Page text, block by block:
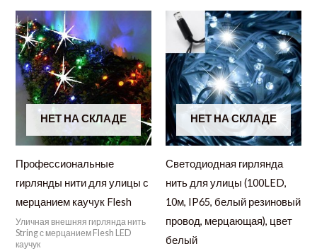
НЕТ НА СКЛАДЕ
Профессиональные
гирлянды нити для улицы с
мерцанием каучук Flesh
Уличная внешняя гирлянда нить
String с мерцанием Flesh LED
каучук
НЕТ НА СКЛАДЕ
Светодиодная гирлянда
нить для улицы (100LED,
10м, IP65, белый резиновый
провод, мерцающая), цвет
белый